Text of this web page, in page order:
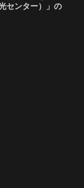
センター）」の